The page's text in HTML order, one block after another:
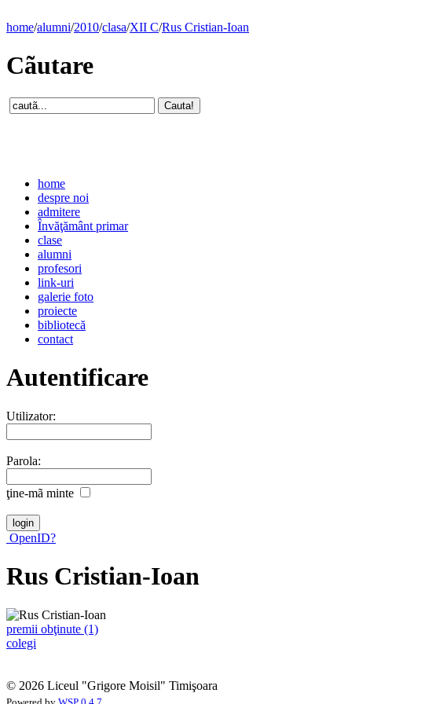
home/alumni/2010/clasa/XII C/Rus Cristian-Ioan
Cãutare
home
despre noi
admitere
Învăţământ primar
clase
alumni
profesori
link-uri
galerie foto
proiecte
bibliotecă
contact
Autentificare
Utilizator:
Parola:
ţine-mã minte
OpenID?
Rus Cristian-Ioan
premii obţinute (1)
colegi
© 2026 Liceul "Grigore Moisil" Timişoara